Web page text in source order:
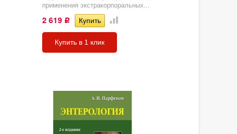
применения экстракорпоральных...
2 619 Р
Купить в 1 клик